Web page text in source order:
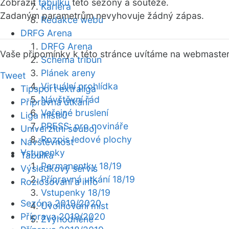
Kariéra
Redakce webu
DRFG Arena
DRFG Arena
Schéma tribun
Plánek areny
Virtuální prohlídka
Návštěvní řád
Veřejné bruslení
PRESS: pro novináře
Rozpis ledové plochy
Vstupenky
Permanentky 18/19
Přípravná utkání 18/19
Vstupenky 18/19
Uvolňování míst
Zvýhodněné
Zobrazit tabulku této sezóny a soutěže.
Zadaným parametrům nevyhovuje žádný zápas.
Vaše připomínky k této stránce uvítáme na webmaster
Tweet
Tipsport extraliga
Přípravná utkání
Liga mistrů
Univerzitní souboj
Návštěvnost
Tabulka
Výsledkový servis
Rozlosování a info
Sezóna 2019/2020
Příprava 2019/2020